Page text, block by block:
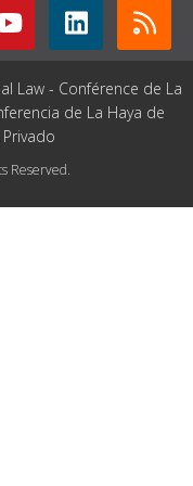
Law - Conférence de La
de La Haya de
Reserved.